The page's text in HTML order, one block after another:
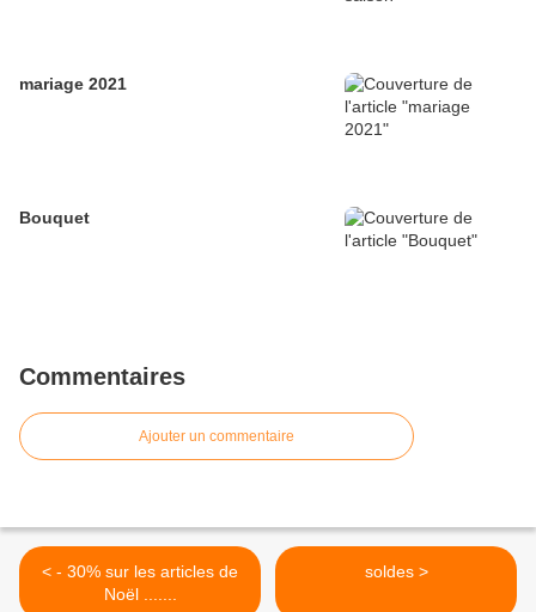
mariage 2021
Bouquet
Commentaires
Ajouter un commentaire
< - 30% sur les articles de
Noël .......
soldes >